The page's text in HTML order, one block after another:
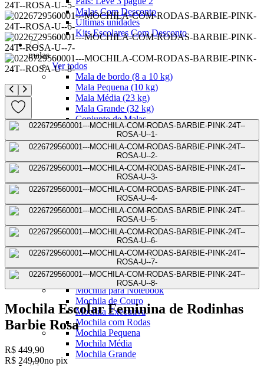
Malas Com Desconto
Últimas unidades
Kits Escolares Com Desconto
malas
Ver todos
Mala de bordo (8 a 10 kg)
Mala Pequena (10 kg)
Mala Média (23 kg)
Mala Grande (32 kg)
Conjunto de Malas
Bolsa de Viagem
ABS
Polipropileno
Policarbonato
Tecido
Para Levar à Bordo
Para Despachar
Mochilas
Ver todos
Mochilas Masculinas
Mochilas Femininas
Mochilas Escolares
Mochilas Juvenis
Ver Todos
Mochila para Notebook
Mochila de Couro
Mochila Executiva
Mochila com Rodas
Mochila Pequena
Mochila Média
Mochila Grande
Mochila Escolar Feminina de Rodinhas
Barbie Rosa
R$ 449,90
R$ 249,90no pix